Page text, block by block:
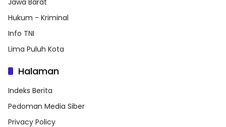
Jawa Barat
Hukum - Kriminal
Info TNI
Lima Puluh Kota
Halaman
Indeks Berita
Pedoman Media Siber
Privacy Policy